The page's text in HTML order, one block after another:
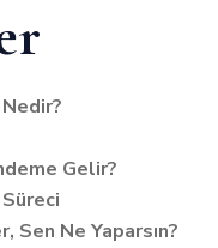
Nedir?
Gelir?
Sen Ne Yaparsın?